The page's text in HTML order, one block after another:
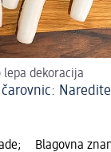
lepa dekoracija
Blagovna